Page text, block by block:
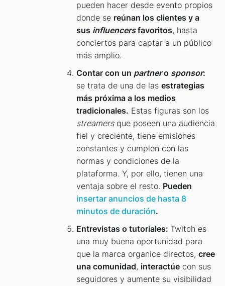
pueden hacer desde evento propios
donde se reúnan los clientes y a
sus influencersfavoritos, hasta
conciertos para captar a un público
más amplio.
Contar con un partnero sponsor:
se trata de una de las estrategias
más próxima a los medios
tradicionales. Estas figuras son los
streamersque poseen una audiencia
fiel y creciente, tiene emisiones
constantes y cumplen con las
normas y condiciones de la
plataforma. Y, por ello, tienen una
ventaja sobre el resto. Pueden
insertar anuncios de hasta 8
minutos de duración.
Entrevistas o tutoriales: Twitch es
una muy buena oportunidad para
que la marca organice directos, cree
una comunidad, interactúe con sus
seguidores y aumente su visibilidad